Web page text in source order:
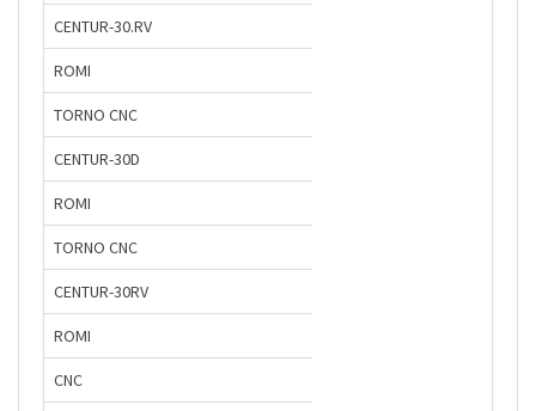
CENTUR-30.RV
ROMI
TORNO CNC
CENTUR-30D
ROMI
TORNO CNC
CENTUR-30RV
ROMI
CNC